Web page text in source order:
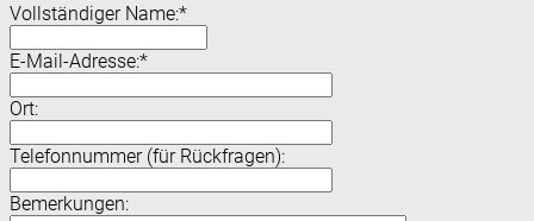
Vollständiger Name:*
E-Mail-Adresse:*
Ort:
Telefonnummer (für Rückfragen):
Bemerkungen: